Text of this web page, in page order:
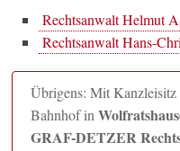
Rechtsanwalt Helmut
Rechtsanwalt Hans-
Übrigens: Mit
Bahnhof in
GRAF-DETZER